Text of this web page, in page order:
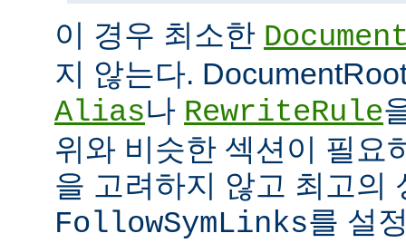
이 경우 최소한
지 않는다.
Alias나 RewriteRule
위와 비슷한 섹션이 필요
을 고려하지 않고 최고의
FollowSymLinks를 설